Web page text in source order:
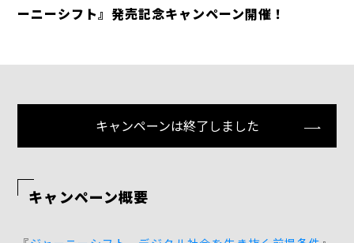
ーニーシフト』発売記念キャンペーン開催！
キャンペーンは終了しました
キャンペーン概要